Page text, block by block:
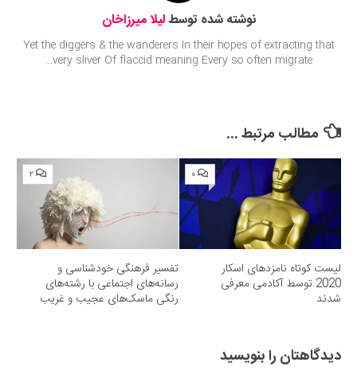
نوشته شده توسطلیلا میرزاخان
Yet the diggers & the wanderers In their hopes of extracting that
very sliver Of flaccid meaning Every so often migrate...
مطالب مرتبط ...
۰
لیست کوتاه نامزدهای اسکار
2020 توسط آکادمی معرفی
شدند
۲
تفسیر فرهنگی خودشناسی و
رسانه‌های اجتماعی با رشته‌های
رنگی ماسک‌های عجیب و غریب
دیدگاهتان را بنویسید